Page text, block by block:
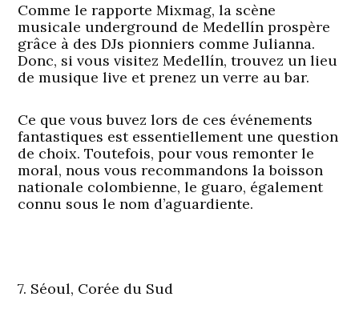
Comme le rapporte Mixmag, la scène
musicale underground de Medellín prospère
grâce à des DJs pionniers comme Julianna.
Donc, si vous visitez Medellín, trouvez un lieu
de musique live et prenez un verre au bar.
Ce que vous buvez lors de ces événements
fantastiques est essentiellement une question
de choix. Toutefois, pour vous remonter le
moral, nous vous recommandons la boisson
nationale colombienne, le guaro, également
connu sous le nom d’aguardiente.
7. Séoul, Corée du Sud